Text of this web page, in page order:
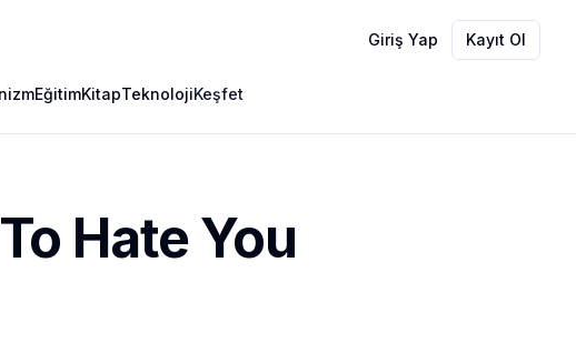
Giriş Yap Kayıt Ol
EğitimKitapTeknolojiKeşfet
Hate You